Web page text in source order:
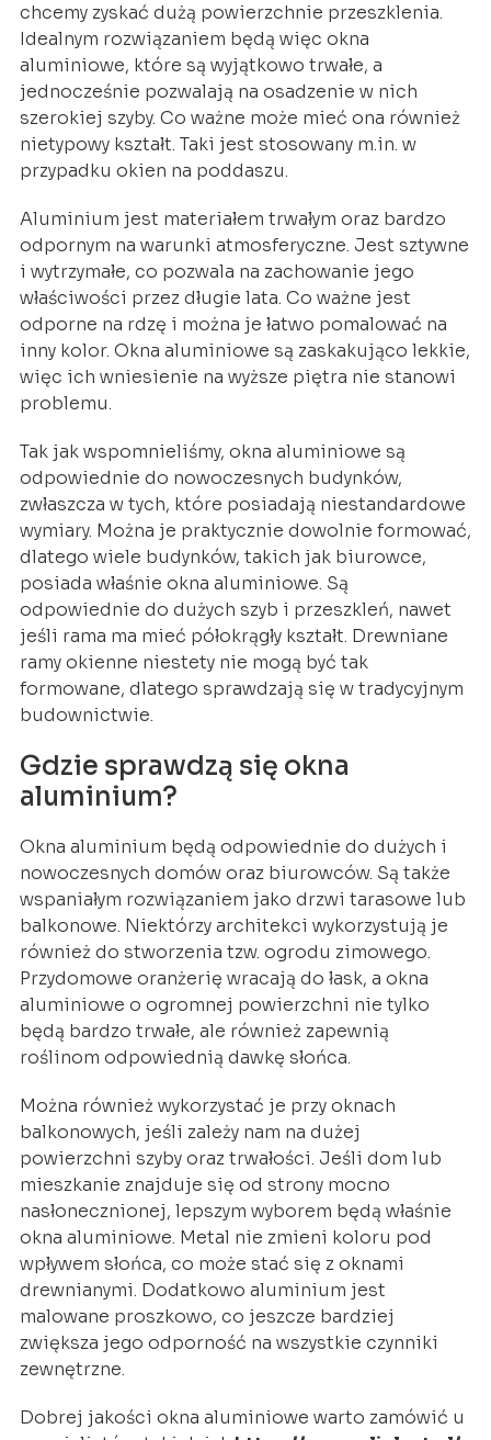
chcemy zyskać dużą powierzchnie przeszklenia.
Idealnym rozwiązaniem będą więc okna
aluminiowe, które są wyjątkowo trwałe, a
jednocześnie pozwalają na osadzenie w nich
szerokiej szyby. Co ważne może mieć ona również
nietypowy kształt. Taki jest stosowany m.in. w
przypadku okien na poddaszu.
Aluminium jest materiałem trwałym oraz bardzo
odpornym na warunki atmosferyczne. Jest sztywne
i wytrzymałe, co pozwala na zachowanie jego
właściwości przez długie lata. Co ważne jest
odporne na rdzę i można je łatwo pomalować na
inny kolor. Okna aluminiowe są zaskakująco lekkie,
więc ich wniesienie na wyższe piętra nie stanowi
problemu.
Tak jak wspomnieliśmy, okna aluminiowe są
odpowiednie do nowoczesnych budynków,
zwłaszcza w tych, które posiadają niestandardowe
wymiary. Można je praktycznie dowolnie formować,
dlatego wiele budynków, takich jak biurowce,
posiada właśnie okna aluminiowe. Są
odpowiednie do dużych szyb i przeszkleń, nawet
jeśli rama ma mieć półokrągły kształt. Drewniane
ramy okienne niestety nie mogą być tak
formowane, dlatego sprawdzają się w tradycyjnym
budownictwie.
Gdzie sprawdzą się okna
aluminium?
Okna aluminium będą odpowiednie do dużych i
nowoczesnych domów oraz biurowców. Są także
wspaniałym rozwiązaniem jako drzwi tarasowe lub
balkonowe. Niektórzy architekci wykorzystują je
również do stworzenia tzw. ogrodu zimowego.
Przydomowe oranżerię wracają do łask, a okna
aluminiowe o ogromnej powierzchni nie tylko
będą bardzo trwałe, ale również zapewnią
roślinom odpowiednią dawkę słońca.
Można również wykorzystać je przy oknach
balkonowych, jeśli zależy nam na dużej
powierzchni szyby oraz trwałości. Jeśli dom lub
mieszkanie znajduje się od strony mocno
nasłonecznionej, lepszym wyborem będą właśnie
okna aluminiowe. Metal nie zmieni koloru pod
wpływem słońca, co może stać się z oknami
drewnianymi. Dodatkowo aluminium jest
malowane proszkowo, co jeszcze bardziej
zwiększa jego odporność na wszystkie czynniki
zewnętrzne.
Dobrej jakości okna aluminiowe warto zamówić u